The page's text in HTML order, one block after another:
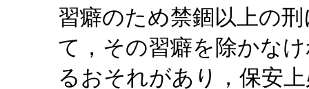
習癖のため禁錮以上の
て，その習癖を除かな
るおそれがあり，保安